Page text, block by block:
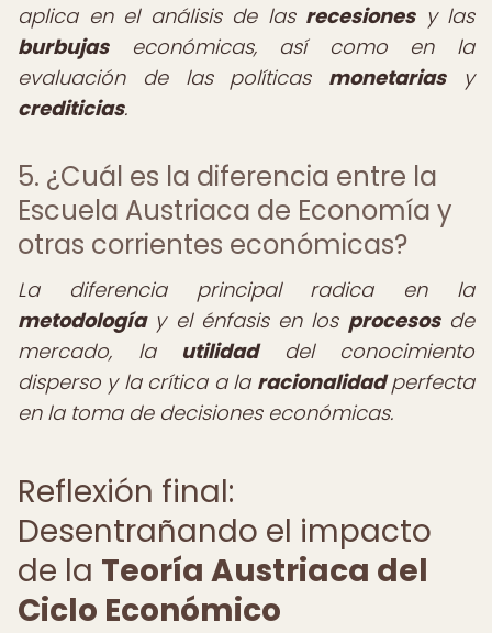
aplica en el análisis de las recesionesy las
burbujaseconómicas, así como en la
evaluación de las políticas monetariasy
crediticias.
5. ¿Cuál es la diferencia entre la
Escuela Austriaca de Economía y
otras corrientes económicas?
La diferencia principal radica en la
metodologíay el énfasis en los procesosde
mercado, la utilidaddel conocimiento
disperso y la crítica a la racionalidadperfecta
en la toma de decisiones económicas.
Reflexión final:
Desentrañando el impacto
de la Teoría Austriaca del
Ciclo Económico